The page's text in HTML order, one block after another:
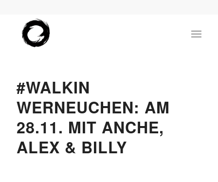
#WALKIN
WERNEUCHEN: AM
28.11. MIT ANCHE,
ALEX & BILLY